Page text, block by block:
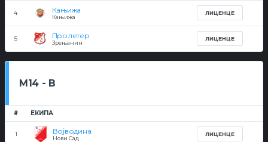
4 Кањижа
Кањижа
ЛИЦЕНЦЕ
5 Пролетер
Зрењанин
ЛИЦЕНЦЕ
М14 - В
# ЕКИПА
1 Војводина
Нови Сад
ЛИЦЕНЦЕ